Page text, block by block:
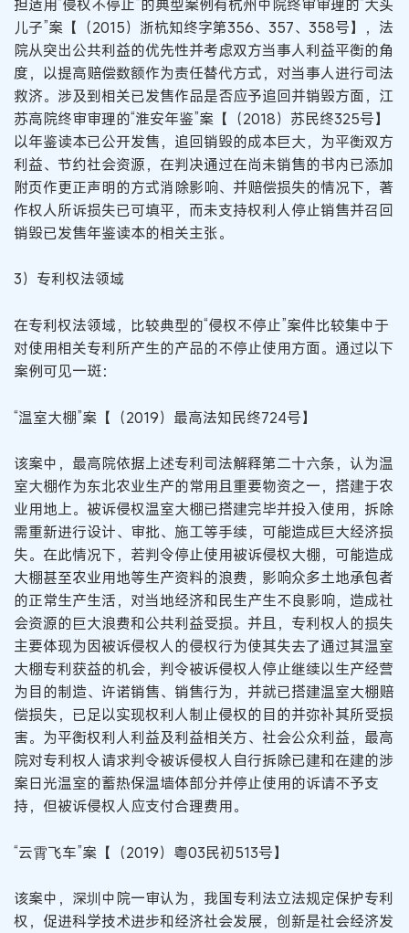
担适用“侵权不停止”的典型案例有杭州中院终审审理的“大头
儿子”案【（2015）浙杭知终字第356、357、358号】，法
院从突出公共利益的优先性并考虑双方当事人利益平衡的角
度，以提高赔偿数额作为责任替代方式，对当事人进行司法
救济。涉及到相关已发售作品是否应予追回并销毁方面，江
苏高院终审审理的“淮安年鉴”案【（2018）苏民终325号】
以年鉴读本已公开发售，追回销毁的成本巨大，为平衡双方
利益、节约社会资源，在判决通过在尚未销售的书内已添加
附页作更正声明的方式消除影响、并赔偿损失的情况下，著
作权人所诉损失已可填平，而未支持权利人停止销售并召回
销毁已发售年鉴读本的相关主张。
3）专利权法领域
在专利权法领域，比较典型的“侵权不停止”案件比较集中于
对使用相关专利所产生的产品的不停止使用方面。通过以下
案例可见一斑：
“温室大棚”案【（2019）最高法知民终724号】
该案中，最高院依据上述专利司法解释第二十六条，认为温
室大棚作为东北农业生产的常用且重要物资之一，搭建于农
业用地上。被诉侵权温室大棚已搭建完毕并投入使用，拆除
需重新进行设计、审批、施工等手续，可能造成巨大经济损
失。在此情况下，若判令停止使用被诉侵权大棚，可能造成
大棚甚至农业用地等生产资料的浪费，影响众多土地承包者
的正常生产生活，对当地经济和民生产生不良影响，造成社
会资源的巨大浪费和公共利益受损。并且，专利权人的损失
主要体现为因被诉侵权人的侵权行为使其失去了通过其温室
大棚专利获益的机会，判令被诉侵权人停止继续以生产经营
为目的制造、许诺销售、销售行为，并就已搭建温室大棚赔
偿损失，已足以实现权利人制止侵权的目的并弥补其所受损
害。为平衡权利人利益及利益相关方、社会公众利益，最高
院对专利权人请求判令被诉侵权人自行拆除已建和在建的涉
案日光温室的蓄热保温墙体部分并停止使用的诉请不予支
持，但被诉侵权人应支付合理费用。
“云霄飞车”案【（2019）粤03民初513号】
该案中，深圳中院一审认为，我国专利法立法规定保护专利
权，促进科学技术进步和经济社会发展，创新是社会经济发